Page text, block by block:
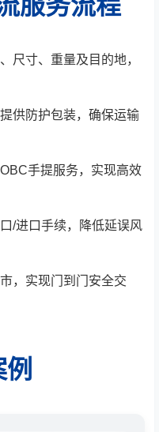
尺寸、重量及目的地，
供防护包装，确保运输
手提服务，实现高效
/进口手续，降低延误风
，实现门到门安全交